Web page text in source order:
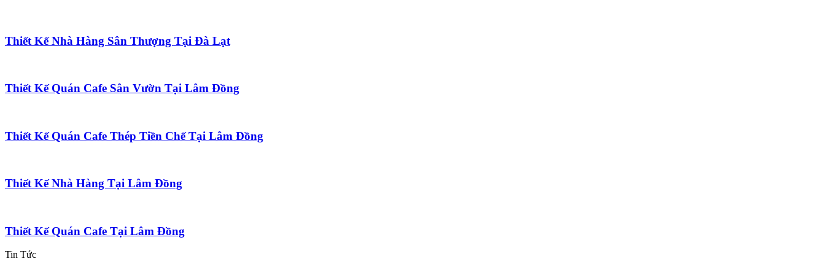
Thiết Kế Nhà Hàng Sân Thượng Tại Đà Lạt
Thiết Kế Quán Cafe Sân Vườn Tại Lâm Đồng
Thiết Kế Quán Cafe Thép Tiền Chế Tại Lâm Đồng
Thiết Kế Nhà Hàng Tại Lâm Đồng
Thiết Kế Quán Cafe Tại Lâm Đồng
Tin Tức